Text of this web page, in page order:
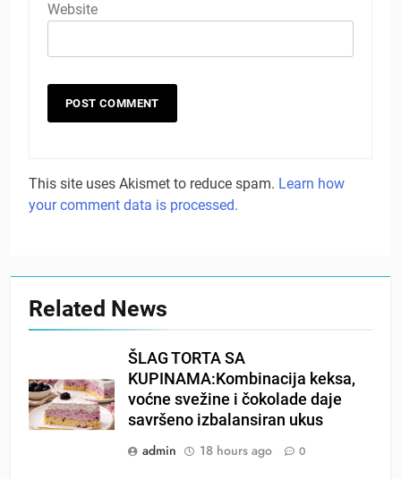
Website
This site uses Akismet to reduce spam. Learn how
your comment data is processed.
Related News
ŠLAG TORTA SA
KUPINAMA:Kombinacija keksa,
voćne svežine i čokolade daje
savršeno izbalansiran ukus
admin
18 hours ago 0